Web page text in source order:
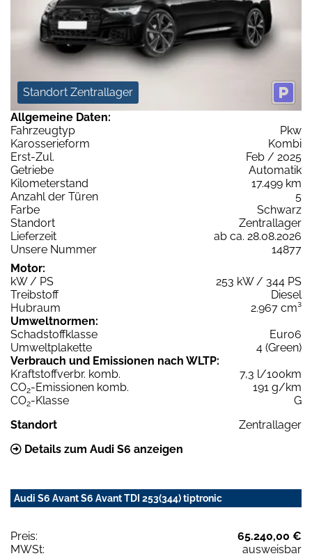
Standort Zentrallager
Allgemeine Daten:
Fahrzeugtyp
Pkw
Karosserieform
Kombi
Erst-Zul.
Feb / 2025
Getriebe
Automatik
Kilometerstand
17.499 km
Anzahl der Türen
5
Farbe
Schwarz
Standort
Zentrallager
Lieferzeit
ab ca. 28.08.2026
Unsere Nummer
14877
Motor:
kW / PS
253 kW / 344 PS
Treibstoff
Diesel
Hubraum
2.967 cm³
Umweltnormen:
Schadstoffklasse
Euro6
Umweltplakette
4 (Green)
Verbrauch und Emissionen nach WLTP:
Kraftstoffverbr. komb.
7,3 l/100km
CO2-Emissionen komb.
191 g/km
CO2-Klasse
G
Standort
Zentrallager
Details zum Audi S6 anzeigen
Audi S6 Avant S6 Avant TDI 253(344) tiptronic
Preis:
65.240,00 €
MWSt:
ausweisbar